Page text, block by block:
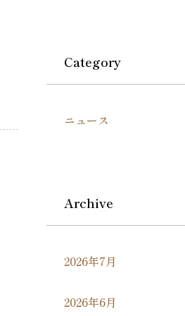
Category
ニュース
Archive
2026年7月
2026年6月